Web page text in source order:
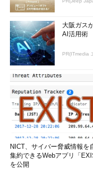
大阪ガス
AI活用術
PR(ITmedia
NICT、サイバー脅威情報を
集約できるWebアプリ「
を公開